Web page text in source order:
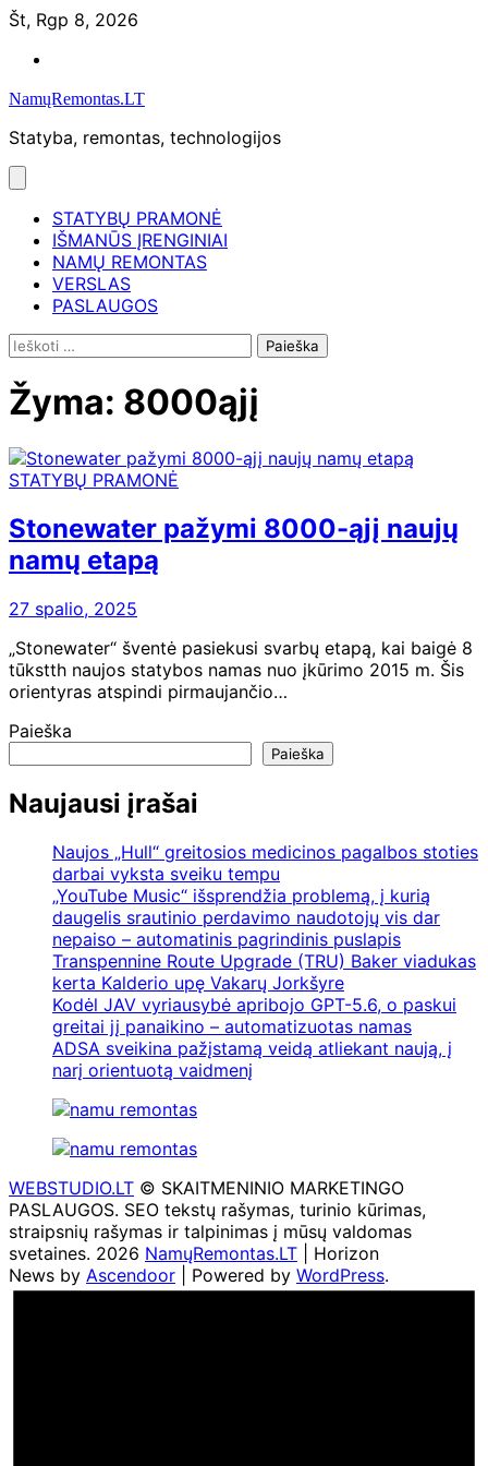
Skip
content
Št, Rgp 8, 2026
NamųRemontas.LT
Statyba, remontas, technologijos
STATYBŲ PRAMONĖ
IŠMANŪS ĮRENGINIAI
NAMŲ REMONTAS
VERSLAS
PASLAUGOS
Ieškoti:
Žyma: 8000ąjį
STATYBŲ PRAMONĖ
Stonewater pažymi 8000-ąjį naujų
namų etapą
27 spalio, 2025
„Stonewater“ šventė pasiekusi svarbų etapą, kai baigė 8
tūkstth naujos statybos namas nuo įkūrimo 2015 m. Šis
orientyras atspindi pirmaujančio…
Paieška
Paieška
Naujausi įrašai
Naujos „Hull“ greitosios medicinos pagalbos stoties
darbai vyksta sveiku tempu
„YouTube Music“ išsprendžia problemą, į kurią
daugelis srautinio perdavimo naudotojų vis dar
nepaiso – automatinis pagrindinis puslapis
Transpennine Route Upgrade (TRU) Baker viadukas
kerta Kalderio upę Vakarų Jorkšyre
Kodėl JAV vyriausybė apribojo GPT-5.6, o paskui
greitai jį panaikino – automatizuotas namas
ADSA sveikina pažįstamą veidą atliekant naują, į
narį orientuotą vaidmenį
WEBSTUDIO.LT © SKAITMENINIO MARKETINGO
PASLAUGOS. SEO tekstų rašymas, turinio kūrimas,
straipsnių rašymas ir talpinimas į mūsų valdomas
svetaines. 2026 NamųRemontas.LT | Horizon
News by Ascendoor | Powered by WordPress.